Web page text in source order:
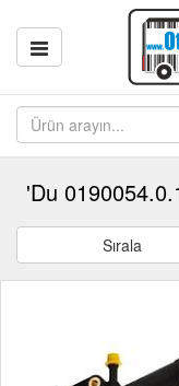
'Du
Sırala